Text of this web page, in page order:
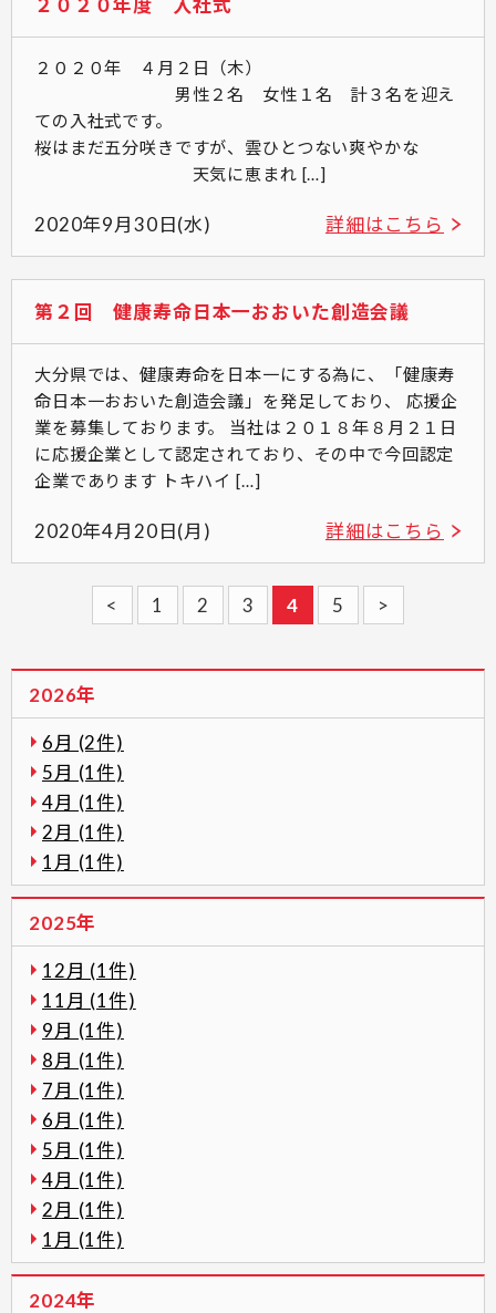
2026年
6月 (2件)
5月 (1件)
4月 (1件)
2月 (1件)
1月 (1件)
2025年
12月 (1件)
11月 (1件)
9月 (1件)
8月 (1件)
7月 (1件)
6月 (1件)
5月 (1件)
4月 (1件)
2月 (1件)
1月 (1件)
2024年
２０２０年度 入社式
２０２０年 ４月２日（木）
男性２名 女性１名 計３名を迎え
ての入社式です。
桜はまだ五分咲きですが、雲ひとつない爽やかな
天気に恵まれ […]
2020年9月30日(水) 詳細はこちら
第２回 健康寿命日本一おおいた創造会議
大分県では、健康寿命を日本一にする為に、「健康寿
命日本一おおいた創造会議」を発足しており、 応援企
業を募集しております。 当社は２０１８年８月２１日
に応援企業として認定されており、その中で今回認定
企業であります トキハイ […]
2020年4月20日(月) 詳細はこちら
< 1 2 3 4 5 >